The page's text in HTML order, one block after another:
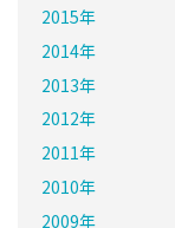
2015年
2014年
2013年
2012年
2011年
2010年
2009年